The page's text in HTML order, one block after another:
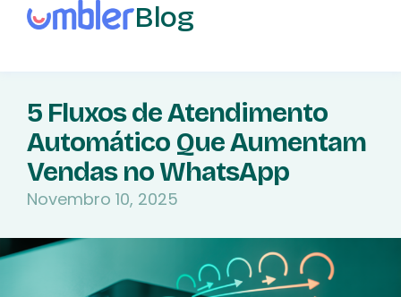
Blog
5 Fluxos de Atendimento
Automático Que Aumentam
Vendas no WhatsApp
Novembro 10, 2025